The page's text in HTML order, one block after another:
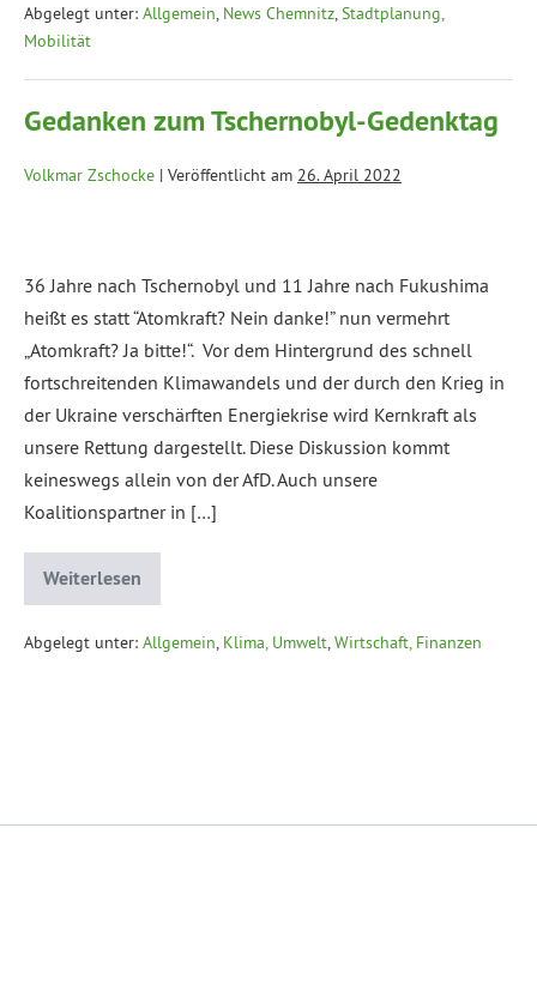
Abgelegt unter: Allgemein, News Chemnitz,Stadtplanung,
Mobilität
Gedanken zum Tschernobyl-Gedenktag
Volkmar Zschocke | Veröffentlicht am 26. April 2022
36 Jahre nach Tschernobyl und 11 Jahre nach Fukushima
heißt es statt “Atomkraft? Nein danke!” nun vermehrt
„Atomkraft? Ja bitte!“. Vor dem Hintergrund des schnell
fortschreitenden Klimawandels und der durch den Krieg in
der Ukraine verschärften Energiekrise wird Kernkraft als
unsere Rettung dargestellt. Diese Diskussion kommt
keineswegs allein von der AfD. Auch unsere
Koalitionspartner in […]
Weiterlesen
Abgelegt unter: Allgemein, Klima, Umwelt,Wirtschaft, Finanzen